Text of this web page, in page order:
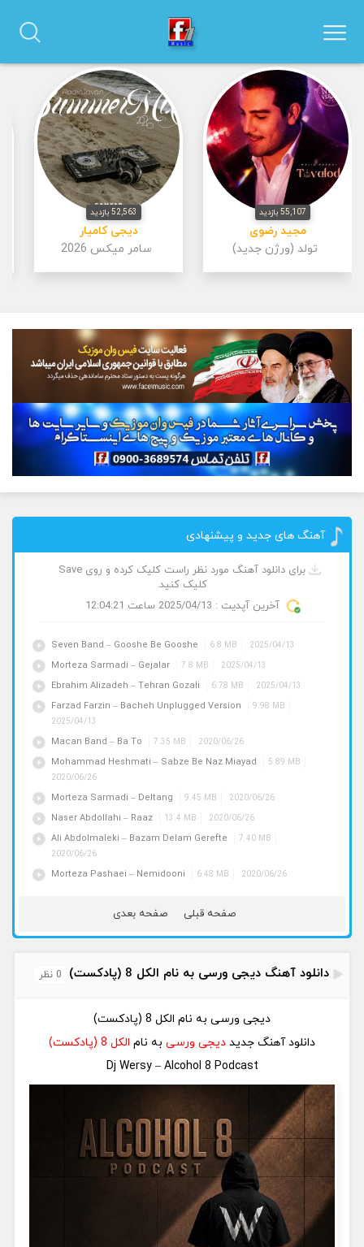
55,107 بازدید
مجید رضوی
تولد (ورژن جدید)
52,563 بازدید
دیجی کامیار
سامر میکس 2026
آهنگ های جدید و پیشنهادی
برای دانلود آهنگ مورد نظر راست کلیک کرده و روی Save
کلیک کنید.
آخرین آپدیت : 2025/04/13 ساعت 12:04:21
Seven Band – Gooshe Be Gooshe 6.8 MB 2025/04/13
Morteza Sarmadi – Gejalar 7.8 MB 2025/04/13
Ebrahim Alizadeh – Tehran Gozali 6.78 MB 2025/04/13
Farzad Farzin – Bacheh Unplugged Version
9.98 MB
2025/04/13
Macan Band – Ba To 7.35 MB 2020/06/26
Mohammad Heshmati – Sabze Be Naz Miayad
5.89 MB
2020/06/26
Morteza Sarmadi – Deltang 9.45 MB 2020/06/26
Naser Abdollahi – Raaz 13.4 MB 2020/06/26
Ali Abdolmaleki – Bazam Delam Gerefte
7.40 MB
2020/06/26
Morteza Pashaei – Nemidooni 6.48 MB 2020/06/26
صفحه بعدی صفحه قبلی
دانلود آهنگ دیجی ورسی به نام الکل 8 (پادکست) 0 نظر
دیجی ورسی به نام الکل 8 (پادکست)
دانلود آهنگ جدید دیجی ورسی به نام الکل 8 (پادکست)
Dj Wersy – Alcohol 8 Podcast